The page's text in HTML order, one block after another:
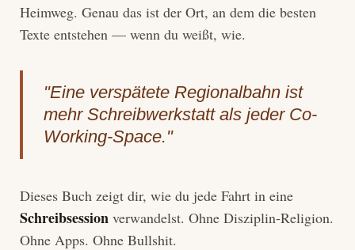
Heimweg. Genau das ist der Ort, an dem die besten
Texte entstehen — wenn du weißt, wie.
"Eine verspätete Regionalbahn ist
mehr Schreibwerkstatt als jeder Co-
Working-Space."
Dieses Buch zeigt dir, wie du jede Fahrt in eine
Schreibsession verwandelst. Ohne Disziplin-Religion.
Ohne Apps. Ohne Bullshit.